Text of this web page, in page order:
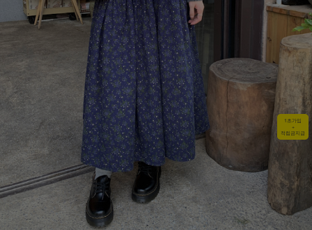
1초가입
+
적립금지급